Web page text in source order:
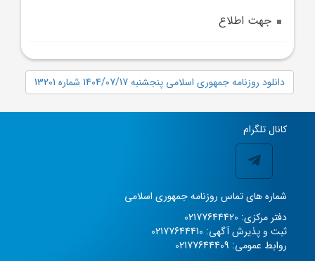
جهت اطلاع
دانلود روزنامه جمهوری اسلامی پنجشنبه 1404/07/17 شماره 13201
کانال تلگرام
شماره های تماس روزنامه جمهوری اسلامی
دفتر مرکزی: 02177644420
ثبت و پذیرش آگهی: 02177644410
روابط عمومی: 02177644409